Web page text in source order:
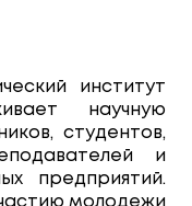
институт
научную
студентов,
и
предприятий.
молодежи